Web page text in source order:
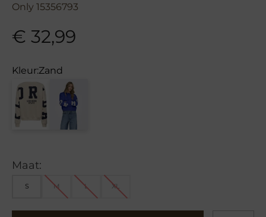
Only 15356793
€ 32,99
Kleur:Zand
Maat:
S M L XL